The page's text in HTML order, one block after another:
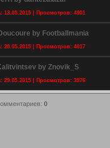
13.05.2015 | Просмотров: 4901
by Footballmania
20.05.2015 | Просмотров: 4017
by Znovik_S
29.05.2015 | Просмотров: 3976
: 0